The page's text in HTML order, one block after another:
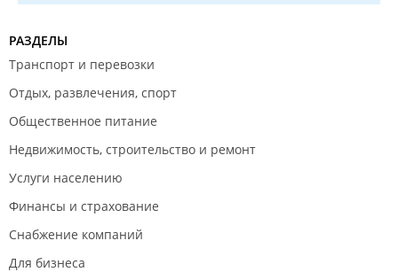
РАЗДЕЛЫ
Транспорт и перевозки
Отдых, развлечения, спорт
Общественное питание
Недвижимость, строительство и ремонт
Услуги населению
Финансы и страхование
Снабжение компаний
Для бизнеса